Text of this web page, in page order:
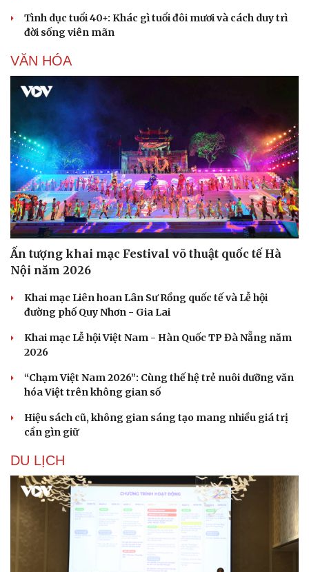
Văn hóa
Sân khấu - Điện ảnh
Văn học
Âm nhạc
Di sản
Giải trí
Nghệ sĩ
Thời trang
Sao Việt
Tình dục tuổi 40+: Khác gì tuổi đôi mươi và cách duy trì
đời sống viên mãn
VĂN HÓA
Ấn tượng khai mạc Festival võ thuật quốc tế Hà
Nội năm 2026
Khai mạc Liên hoan Lân Sư Rồng quốc tế và Lễ hội
đường phố Quy Nhơn - Gia Lai
Khai mạc Lễ hội Việt Nam - Hàn Quốc TP Đà Nẵng năm
2026
“Chạm Việt Nam 2026”: Cùng thế hệ trẻ nuôi dưỡng văn
hóa Việt trên không gian số
Hiệu sách cũ, không gian sáng tạo mang nhiều giá trị
cần gìn giữ
DU LỊCH